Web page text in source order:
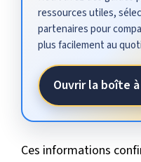
ressources utiles,
partenaires pour
plus facilement au
Ouvrir la boîte
Ces informations